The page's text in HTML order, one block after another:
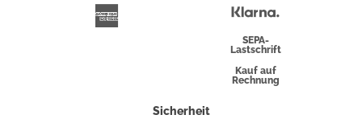
Überweisung
SEPA-
Lastschrift
Kauf auf
Rechnung
Sicherheit